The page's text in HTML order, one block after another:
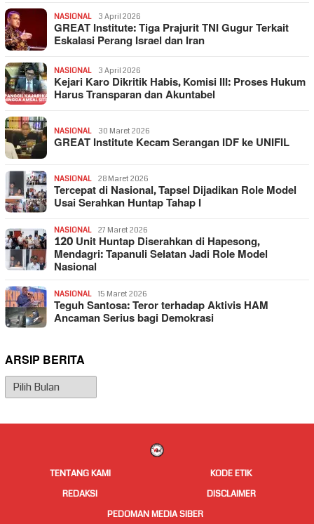
NASIONAL 3 April 2026
GREAT Institute: Tiga Prajurit TNI Gugur Terkait
Eskalasi Perang Israel dan Iran
NASIONAL 3 April 2026
Kejari Karo Dikritik Habis, Komisi III: Proses Hukum
Harus Transparan dan Akuntabel
NASIONAL 30 Maret 2026
GREAT Institute Kecam Serangan IDF ke UNIFIL
NASIONAL 28 Maret 2026
Tercepat di Nasional, Tapsel Dijadikan Role Model
Usai Serahkan Huntap Tahap I
NASIONAL 27 Maret 2026
120 Unit Huntap Diserahkan di Hapesong,
Mendagri: Tapanuli Selatan Jadi Role Model
Nasional
NASIONAL 15 Maret 2026
Teguh Santosa: Teror terhadap Aktivis HAM
Ancaman Serius bagi Demokrasi
ARSIP BERITA
Arsip
Berita
TENTANG KAMI
KODE ETIK
REDAKSI
DISCLAIMER
PEDOMAN MEDIA SIBER